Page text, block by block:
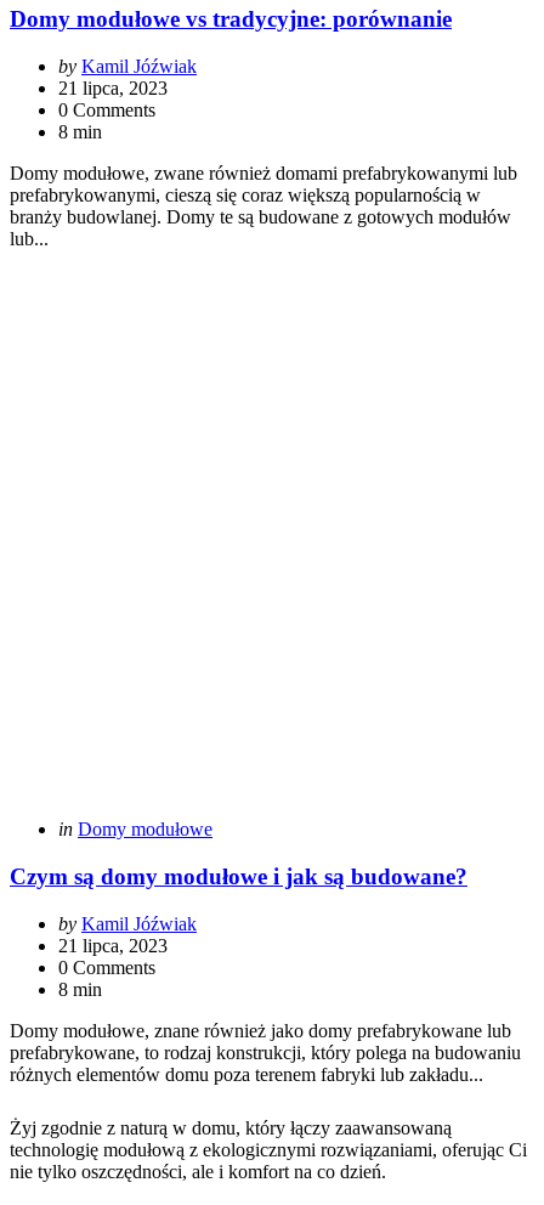
Domy modułowe vs tradycyjne: porównanie
Posted
by
by Kamil Jóźwiak
21 lipca, 2023
0 Comments
8 min
Domy modułowe, zwane również domami prefabrykowanymi lub
prefabrykowanymi, cieszą się coraz większą popularnością w
branży budowlanej. Domy te są budowane z gotowych modułów
lub...
Categories
Posted
in Domy modułowe
Czym są domy modułowe i jak są budowane?
Posted
by
by Kamil Jóźwiak
21 lipca, 2023
0 Comments
8 min
Domy modułowe, znane również jako domy prefabrykowane lub
prefabrykowane, to rodzaj konstrukcji, który polega na budowaniu
różnych elementów domu poza terenem fabryki lub zakładu...
Żyj zgodnie z naturą w domu, który łączy zaawansowaną
technologię modułową z ekologicznymi rozwiązaniami, oferując Ci
nie tylko oszczędności, ale i komfort na co dzień.